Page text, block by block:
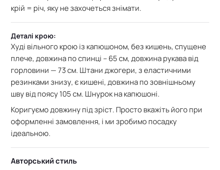
крій = річ, яку не захочеться знімати.
Деталі крою:
Худі вільного крою із капюшоном,без кишень, спущене
плече, довжина по спинці – 65 см,довжина рукава від
горловини — 73 см. Штани джогери, з еластичними
резинками знизу, є кишені, довжина по зовнішньому
шву від поясу 105 см. Шнурок на капюшоні.
Коригуємо довжину під зріст. Просто вкажіть його при
оформленні замовлення, і ми зробимо посадку
ідеальною.
Авторський стиль